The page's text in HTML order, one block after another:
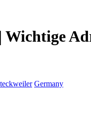
Germany